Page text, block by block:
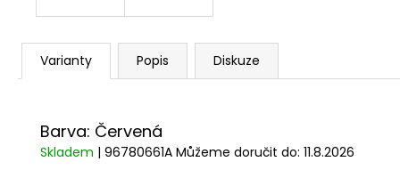
Varianty Popis Diskuze
Barva: Červená
Skladem | 96780661A Můžeme doručit do: 11.8.2026